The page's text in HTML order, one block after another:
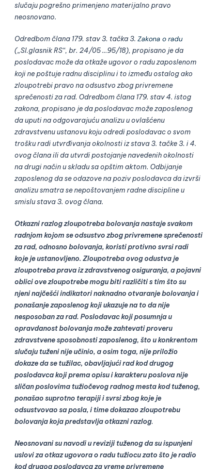
slučaju pogrešno primenjeno materijalno pravo
neosnovano.
Odredbom člana 179. stav 3. tačka 3. Zakona o radu
(„Sl.glasnik RS“, br. 24/05 …95/18), propisano je da
poslodavac može da otkaže ugovor o radu zaposlenom
koji ne poštuje radnu disciplinu i to između ostalog ako
zloupotrebi pravo na odsustvo zbog privremene
sprečenosti za rad. Odredbom člana 179. stav 4. istog
zakona, propisano je da poslodavac može zaposlenog
da uputi na odgovarajuću analizu u ovlašćenu
zdravstvenu ustanovu koju odredi poslodavac o svom
trošku radi utvrđivanja okolnosti iz stava 3. tačke 3. i 4.
ovog člana ili da utvrdi postojanje navedenih okolnosti
na drugi način u skladu sa opštim aktom. Odbijanje
zaposlenog da se odazove na poziv poslodavca da izvrši
analizu smatra se nepoštovanjem radne discipline u
smislu stava 3. ovog člana.
Otkazni razlog zloupotreba bolovanja nastaje svakom
radnjom kojom se odsustvo zbog privremene sprečenosti
za rad, odnosno bolovanja, koristi protivno svrsi radi
koje je ustanovljeno. Zloupotreba ovog odustva je
zloupotreba prava iz zdravstvenog osiguranja, a pojavni
oblici ove zloupotrebe mogu biti različiti s tim što su
njeni najčešći indikatori naknadno otvaranje bolovanja i
ponašanje zaposlenog koji ukazuje na to da nije
nesposoban za rad. Poslodavac koji posumnja u
opravdanost bolovanja može zahtevati proveru
zdravstvene sposobnosti zaposlenog, što u konkrentom
slučaju tuženi nije učinio, a osim toga, nije priložio
dokaze da se tužilac, obavljajući rad kod drugog
poslodavca koji prema opisu i karakteru poslova nije
sličan poslovima tužiočevog radnog mesta kod tuženog,
ponašao suprotno terapiji i svrsi zbog koje je
odsustvovao sa posla, i time dokazao zloupotrebu
bolovanja koja predstavlja otkazni razlog.
Neosnovani su navodi u reviziji tuženog da su ispunjeni
uslovi za otkaz ugovora o radu tužiocu zato što je radio
kod drugog poslodavca za vreme privremene